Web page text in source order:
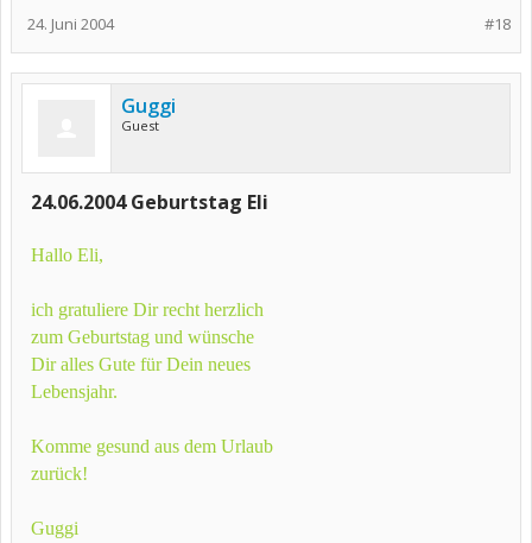
#18
24. Juni 2004
Guggi
Guest
24.06.2004 Geburtstag Eli
Hallo Eli,
ich gratuliere Dir recht herzlich
zum Geburtstag und wünsche
Dir alles Gute für Dein neues
Lebensjahr.
Komme gesund aus dem Urlaub
zurück!
Guggi